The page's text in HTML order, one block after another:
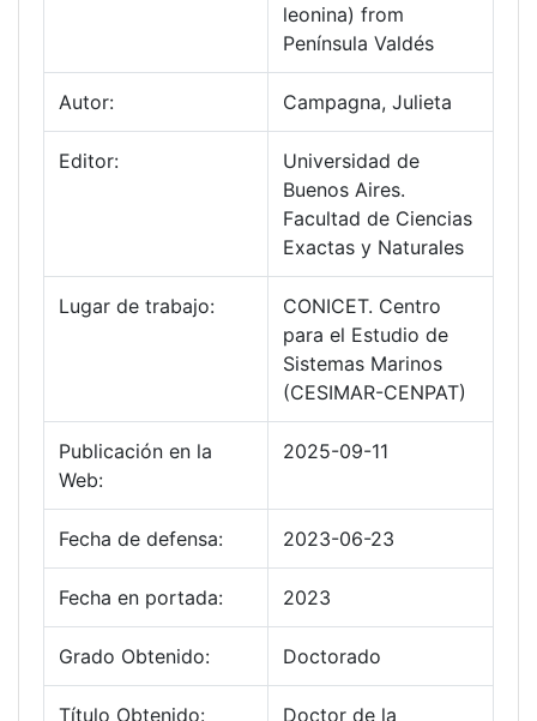
leonina) from
Península Valdés
Autor: Campagna, Julieta
Editor:
Universidad de
Buenos Aires.
Facultad de Ciencias
Exactas y Naturales
Lugar de trabajo:
CONICET. Centro
para el Estudio de
Sistemas Marinos
(CESIMAR-CENPAT)
Publicación en la
Web:
2025-09-11
Fecha de defensa: 2023-06-23
Fecha en portada: 2023
Grado Obtenido: Doctorado
Título Obtenido: Doctor de la